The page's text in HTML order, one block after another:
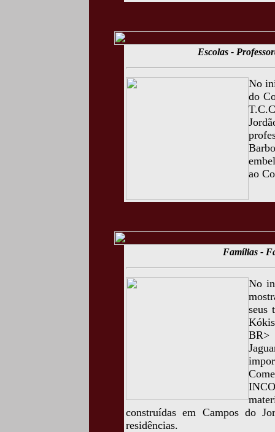
Escolas -
No
do
ao
Famílias -
No
seus
BR>
construídas em Campos do
residências.